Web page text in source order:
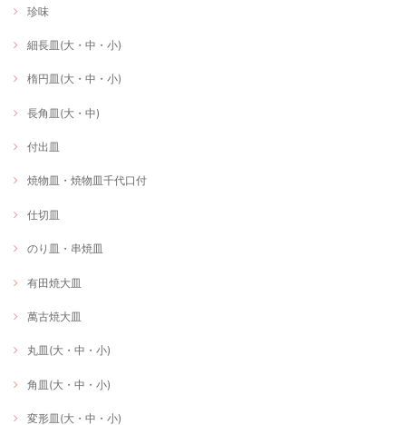
珍味
細長皿(大・中・小)
楕円皿(大・中・小)
長角皿(大・中)
付出皿
焼物皿・焼物皿千代口付
仕切皿
のり皿・串焼皿
有田焼大皿
萬古焼大皿
丸皿(大・中・小)
角皿(大・中・小)
変形皿(大・中・小)